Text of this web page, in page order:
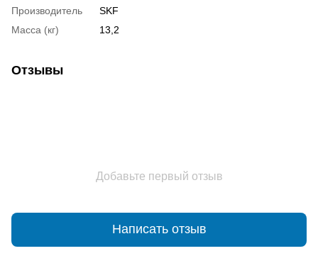
Производитель
SKF
Масса (кг)
13,2
Отзывы
Добавьте первый отзыв
Написать отзыв